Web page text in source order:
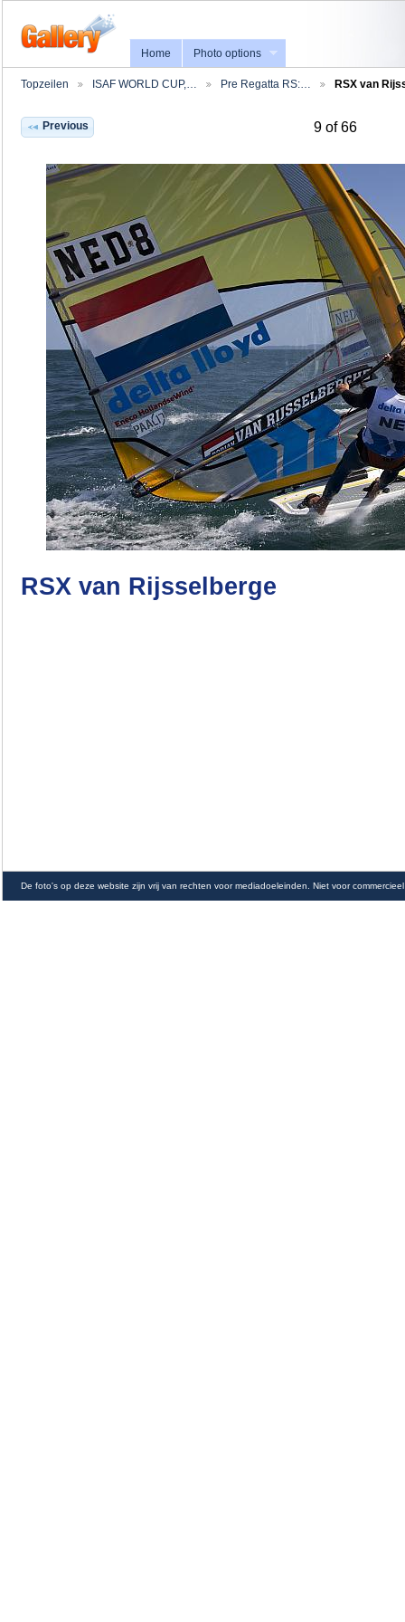
Home Photo options
Topzeilen ISAF WORLD CUP,… Pre Regatta RS:… RSX van
Previous 9 of 66
RSX van Rijsselberge
De foto's op deze website zijn vrij van rechten voor mediadoeleinden. Niet voor